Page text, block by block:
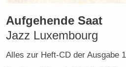
Aufgehende Saat
Jazz Luxembourg
Alles zur Heft-CD der